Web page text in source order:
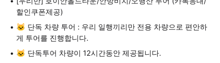
할인쿠폰제공)
🐱 단독 차량 투어 : 우리 일행끼리만 전용 차량으로 편안하
게 투어를 진행합니다.
🐱 단독투어 차량이 12시간동안 제공됩니다.